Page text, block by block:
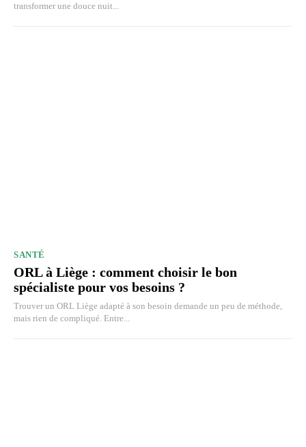
transformer une douce nuit...
SANTÉ
ORL à Liège : comment choisir le bon
spécialiste pour vos besoins ?
Trouver un ORL Liège adapté à son besoin demande un peu de méthode,
mais rien de compliqué. Entre...